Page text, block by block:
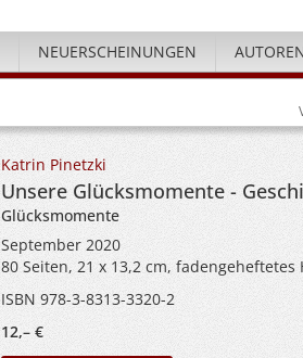
NEUERSCHEINUNGEN
Katrin Pinetzki
Unsere Glücksmomente -
Glücksmomente
September 2020
80 Seiten, 21 x 13,2 cm, fadengeheftetes
ISBN 978-3-8313-3320-2
12,– €